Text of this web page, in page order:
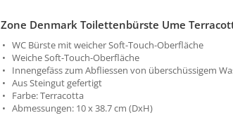
Zone Denmark Toilettenbürste Ume
WC Bürste mit weicher Soft-Touch-Oberfläche
Weiche Soft-Touch-Oberfläche
Innengefäss zum Abfliessen von überschüssigem
Aus Steingut gefertigt
Farbe: Terracotta
Abmessungen: 10 x 38.7 cm (DxH)